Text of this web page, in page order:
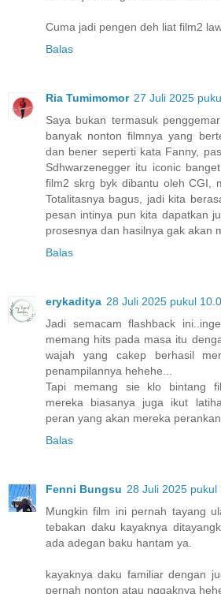
Cuma jadi pengen deh liat film2
Balas
Ria Tumimomor 27 Juli 2025
Saya bukan termasuk
banyak nonton filmnya yang
dan bener seperti kata Fanny,
Sdhwarzenegger itu iconic
film2 skrg byk dibantu oleh CGI,
Totalitasnya bagus, jadi kita
pesan intinya pun kita dapatkan
prosesnya dan hasilnya gak akan
Balas
erykaditya 28 Juli 2025 pukul
Jadi semacam flashback
memang hits pada masa itu
wajah yang cakep berhasil
penampilannya hehehe...
Tapi memang sie klo bintang
mereka biasanya juga ikut
peran yang akan mereka
Balas
Fenni Bungsu 28 Juli 2025 pukul
Mungkin film ini pernah tayang
tebakan daku kayaknya
ada adegan baku hantam ya.
kayaknya daku familiar dengan
pernah nonton atau nggaknya